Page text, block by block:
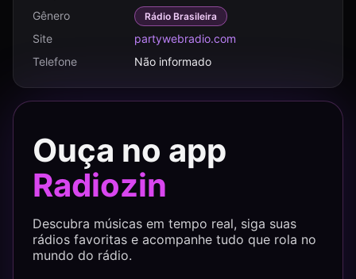
Gênero
Rádio Brasileira
Site
partywebradio.com
Telefone
Não informado
Ouça no app
Radiozin
Descubra músicas em tempo real, siga suas
rádios favoritas e acompanhe tudo que rola no
mundo do rádio.